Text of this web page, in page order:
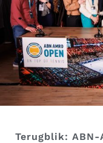
Terugblik: